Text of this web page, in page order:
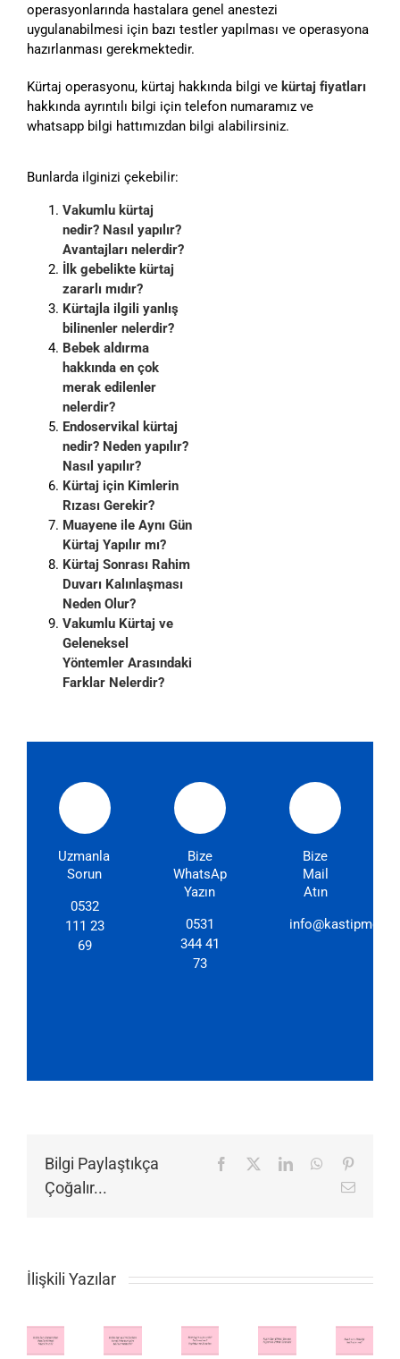
operasyonlarında hastalara genel anestezi
uygulanabilmesi için bazı testler yapılması ve operasyona
hazırlanması gerekmektedir.
Kürtaj operasyonu, kürtaj hakkında bilgi ve kürtaj fiyatları
hakkında ayrıntılı bilgi için telefon numaramız ve
whatsapp bilgi hattımızdan bilgi alabilirsiniz.
Bunlarda ilginizi çekebilir:
Vakumlu kürtaj
nedir? Nasıl yapılır?
Avantajları nelerdir?
İlk gebelikte kürtaj
zararlı mıdır?
Kürtajla ilgili yanlış
bilinenler nelerdir?
Bebek aldırma
hakkında en çok
merak edilenler
nelerdir?
Endoservikal kürtaj
nedir? Neden yapılır?
Nasıl yapılır?
Kürtaj için Kimlerin
Rızası Gerekir?
Muayene ile Aynı Gün
Kürtaj Yapılır mı?
Kürtaj Sonrası Rahim
Duvarı Kalınlaşması
Neden Olur?
Vakumlu Kürtaj ve
Geleneksel
Yöntemler Arasındaki
Farklar Nelerdir?
Uzmanlarımıza
Sorun
0532
111 23
69
Bize
WhatsApp'dan
Yazın
0531
344 41
73
Bize
Mail
Atın
Bilgi Paylaştıkça
Çoğalır...
Facebook LinkedInWhatsApp
E-
İlişkili Yazılar